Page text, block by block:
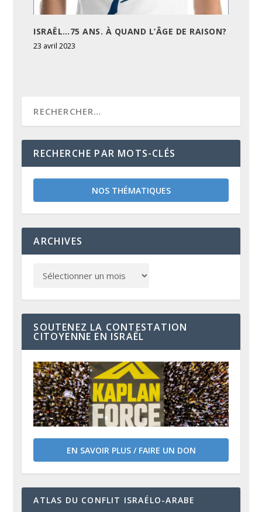
ISRAËL…75 ANS. À QUAND L’ÂGE DE RAISON?
23 avril 2023
RECHERCHE PAR MOTS-CLÉS
NOS THÉMATIQUES
ARCHIVES
SOUTENEZ LA CONTESTATION
CITOYENNE EN ISRAËL
EN SAVOIR PLUS / FAIRE UN DON
ATLAS DU CONFLIT ISRAÉLO-ARABE